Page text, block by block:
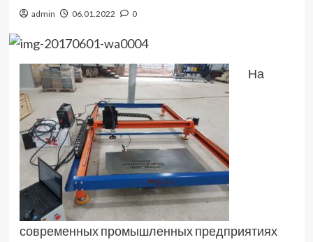
admin 06.01.2022 0
На
современных промышленных предприятиях